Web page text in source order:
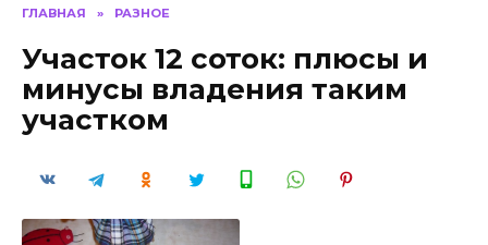
ГЛАВНАЯ » РАЗНОЕ
Участок 12 соток: плюсы и
минусы владения таким
участком